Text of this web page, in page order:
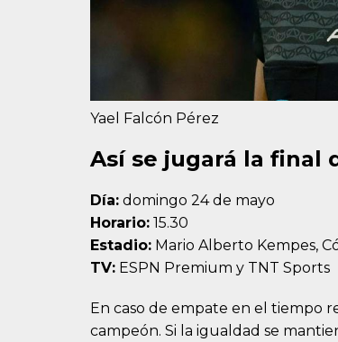
Yael Falcón Pérez
Así se jugará la final
Día: domingo 24 de mayo
Horario: 15.30
Estadio: Mario Alberto Kempes,
TV: ESPN Premium y TNT Sports
En caso de empate en el tiempo
campeón. Si la igualdad se